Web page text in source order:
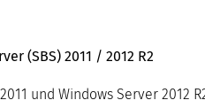
(SBS) 2011 / 2012 R2
und Windows Server 2012